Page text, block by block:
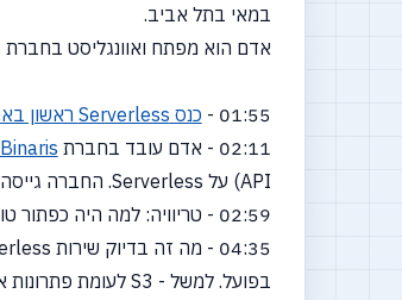
במאי בתל אביב.
אדם הוא מפתח ואוונגליסט בחברת Binaris, מראשוני המאזינים לרברסים ומתנדב בכנסי רברסים בשנים האחרונות.
01:55 - כנס Serverless ראשון בארץ
02:11 - אדם עובד בחברת
Binaris
API) על Serverless. החברה גייסה 5 מליון דולר Seed ו
02:59 - טריוויה: למה היה כפתור טורבו במחשבי XT?
בפועל. למשל - S3 לעומת פתרונות אחסון on-prem, או לשלם על זמן שרת בזמן שהוא idle.